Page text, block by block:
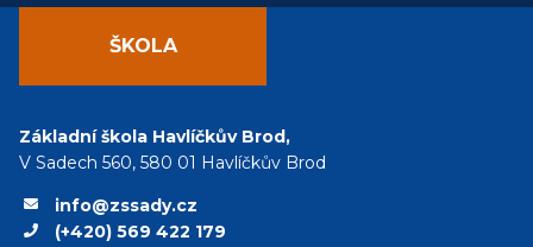
ŠKOLA
Základní škola Havlíčkův Brod,
V Sadech 560, 580 01 Havlíčkův Brod
info@zssady.cz
(+420) 569 422 179